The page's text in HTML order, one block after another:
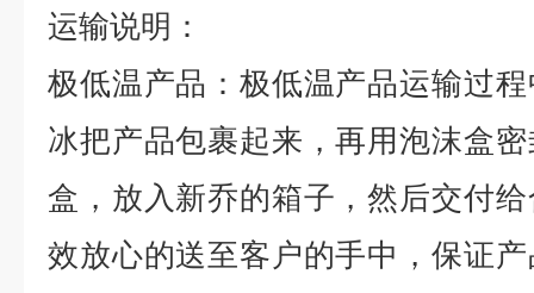
运输说明：
极低温产品：极低温产品运输过
冰把产品包裹起来，再用泡沫盒
盒，放入新乔的箱子，然后交付
效放心的送至客户的手中，保证